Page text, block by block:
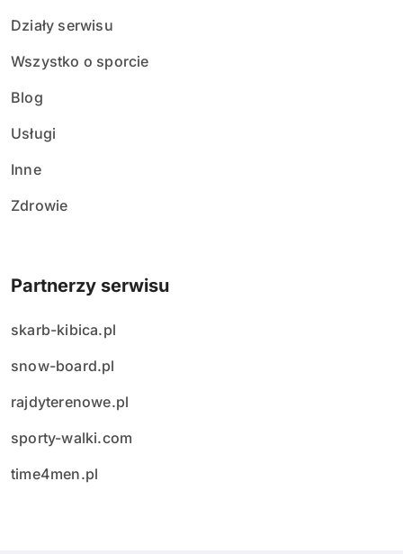
Działy serwisu
Wszystko o sporcie
Blog
Usługi
Inne
Zdrowie
Partnerzy serwisu
skarb-kibica.pl
snow-board.pl
rajdyterenowe.pl
sporty-walki.com
time4men.pl